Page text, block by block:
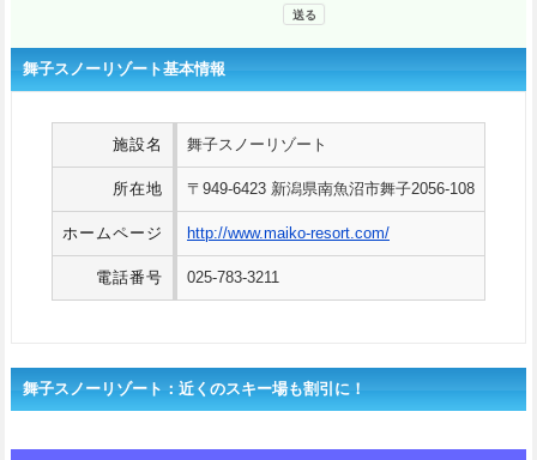
舞子スノーリゾート基本情報
施設名 舞子スノーリゾート
所在地 〒949-6423 新潟県南魚沼市舞子2056-108
ホームページ http://www.maiko-resort.com/
電話番号 025-783-3211
舞子スノーリゾート：近くのスキー場も割引に！